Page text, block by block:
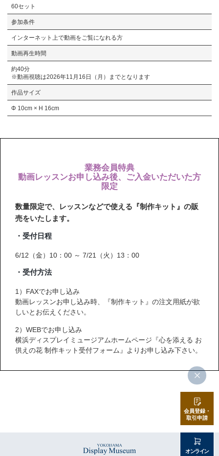
60セット
参加条件
インターネット上で動画をご覧になれる方
動画再生時間
約40分
※動画視聴は2026年11月16日（月）までとなります
作品サイズ
Φ 10cm × H 16cm
業務会員特典
動画レッスンお申し込み後、ご入金いただいた方
限定
数量限定で、レッスンなどで使える『制作キット』の販
売をいたします。
・受付日程
6/12（金）10：00 ～ 7/21（火）13：00
・受付方法
1）FAXでお申し込み
動画レッスンお申し込み時、『制作キット』の注文用紙が欲
しいとお伝えください。
2）WEBでお申し込み
横浜ディスプレイミュージアムホームページ『心を添える お
供えの花 制作キット受付フォーム』よりお申し込み下さい。
会員登録・
取引申請
オンライン